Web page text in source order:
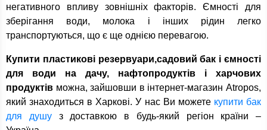
негативного впливу зовнішніх факторів. Ємності для
зберігання води, молока і інших рідин легко
транспортуються, що є ще однією перевагою.
Купити пластикові резервуари,садовий бак і ємності
для води на дачу, нафтопродуктів і харчових
продуктів можна, зайшовши в інтернет-магазин Atropos,
який знаходиться в Харкові. У нас Ви можете купити бак
для душуз доставкою в будь-який регіон країни –